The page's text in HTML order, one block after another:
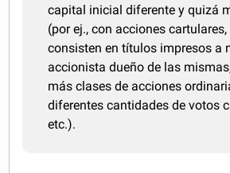
capital inicial diferente y quizá
(por ej., con acciones cartulares,
consisten en títulos impresos a
accionista dueño de las
más clases de acciones
diferentes cantidades de votos
etc.).